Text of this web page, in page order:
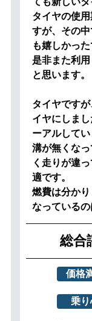
タイヤの使
すが、その
も嬉しかった
是非また利
と思います。
タイヤです
イヤにしま
ーアルして
溝が無くな
く走りが違
適です。
燃費は分か
なっているの
総合
価格
乗